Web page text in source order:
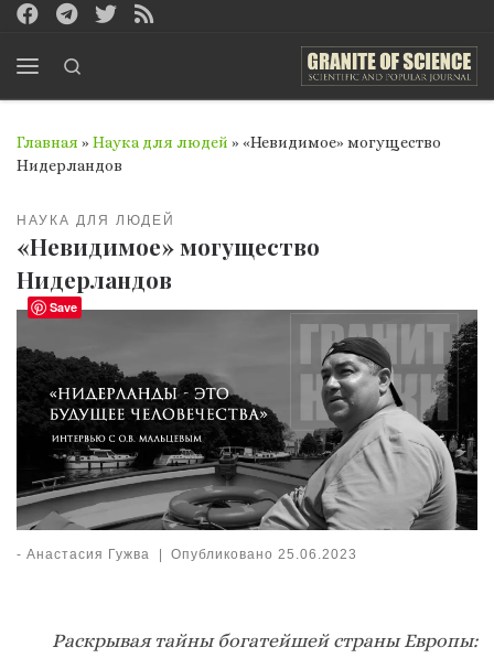
Перейти к содержимому
Главная » Наука для людей » «Невидимое» могущество
Нидерландов
НАУКА ДЛЯ ЛЮДЕЙ
«Невидимое» могущество
Нидерландов
- Анастасия Гужва | Опубликовано 25.06.2023
Раскрывая тайны богатейшей страны Европы:
Save